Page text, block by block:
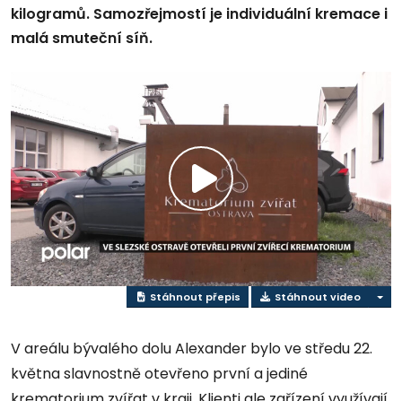
kilogramů. Samozřejmostí je individuální kremace i
malá smuteční síň.
Přehrát
video
Stáhnout přepis Stáhnout video
V areálu bývalého dolu Alexander bylo ve středu 22.
května slavnostně otevřeno první a jediné